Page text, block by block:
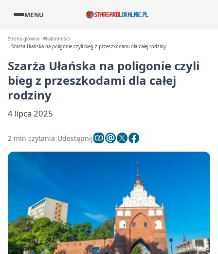
MENU
Strona główna Wiadomości
Szarża Ułańska na poligonie czyli bieg z przeszkodami dla całej rodziny
Szarża Ułańska na poligonie czyli
bieg z przeszkodami dla całej
rodziny
4 lipca 2025
2 min czytania Udostępnij